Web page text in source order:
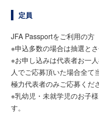
定員
JFA Passportをご利用の方
※申込多数の場合は抽選とさ
※お申し込みは代表者お一
人でご応募頂いた場合全て
極力代表者のみご応募くだ
※乳幼児・未就学児のお子
す。